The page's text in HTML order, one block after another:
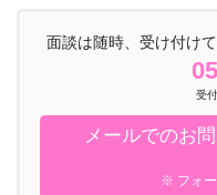
面談は随時、受け付け
受
メールでのお
※ フォー